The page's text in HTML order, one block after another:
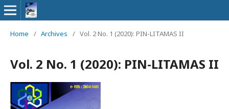
Home / Archives / Vol. 2 No. 1 (2020): PIN-LITAMAS II
Vol. 2 No. 1 (2020): PIN-LITAMAS II